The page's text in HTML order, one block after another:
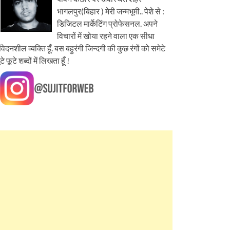
भागलपुर(बिहार ) मेरी जन्मभूमी.. पेशे से :
डिजिटल मार्केटिंग प्रोफेसनल. अपने
विचारों में खोया रहने वाला एक सीधा
व्यक्ति हूँ. बस बहुरंगी जिन्दगी की कुछ रंगों को समेटे
फूटे शब्दों में लिखता हूँ !